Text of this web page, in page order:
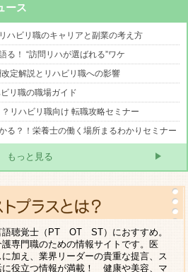
ース
ハビリ職のキャリアと副業の考え方
る！ “訪問リハが選ばれる”ワケ
定解説とリハビリ職への影響
リ職の職場ガイド
リハビリ職向け 転職攻略セミナー
る？！栄養士の働く場所まるわかりセミナー
もっと見る
語聴覚士（PT OT ST）におすすめ。
専門職のための情報サイトです。医
加え、業界リーダーの貴重な提言、ス
に役立つ情報が満載！ 健康や美容、マ